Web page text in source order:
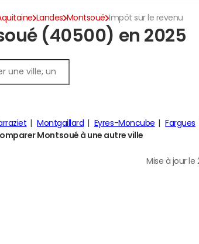
Landes Montsoué Impôt sur le revenu
(40500) en 2025
Montgaillard Eyres-Moncube
Fargues
Montsoué à une autre ville
Mise à jour